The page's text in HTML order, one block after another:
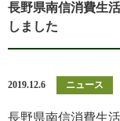
長野県南信消費生
しました
2019.12.6 ニュース
長野県南信消費生